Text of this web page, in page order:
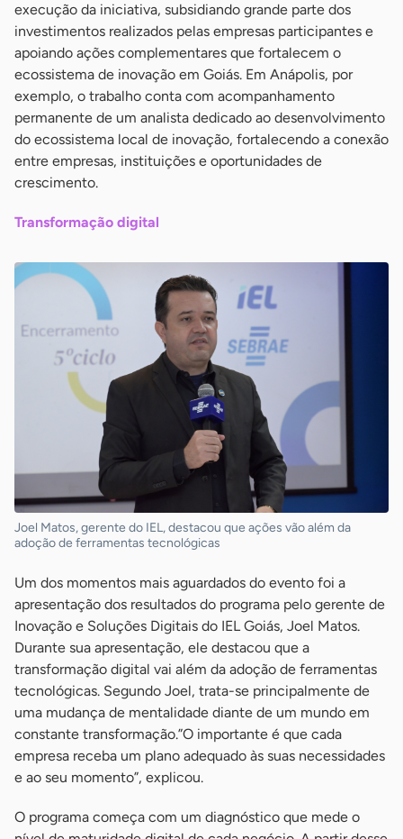
execução da iniciativa, subsidiando grande parte dos
investimentos realizados pelas empresas participantes e
apoiando ações complementares que fortalecem o
ecossistema de inovação em Goiás. Em Anápolis, por
exemplo, o trabalho conta com acompanhamento
permanente de um analista dedicado ao desenvolvimento
do ecossistema local de inovação, fortalecendo a conexão
entre empresas, instituições e oportunidades de
crescimento.
Transformação digital
Joel Matos, gerente do IEL, destacou que ações vão além da
adoção de ferramentas tecnológicas
Um dos momentos mais aguardados do evento foi a
apresentação dos resultados do programa pelo gerente de
Inovação e Soluções Digitais do IEL Goiás, Joel Matos.
Durante sua apresentação, ele destacou que a
transformação digital vai além da adoção de ferramentas
tecnológicas. Segundo Joel, trata-se principalmente de
uma mudança de mentalidade diante de um mundo em
constante transformação.”O importante é que cada
empresa receba um plano adequado às suas necessidades
e ao seu momento”, explicou.
O programa começa com um diagnóstico que mede o